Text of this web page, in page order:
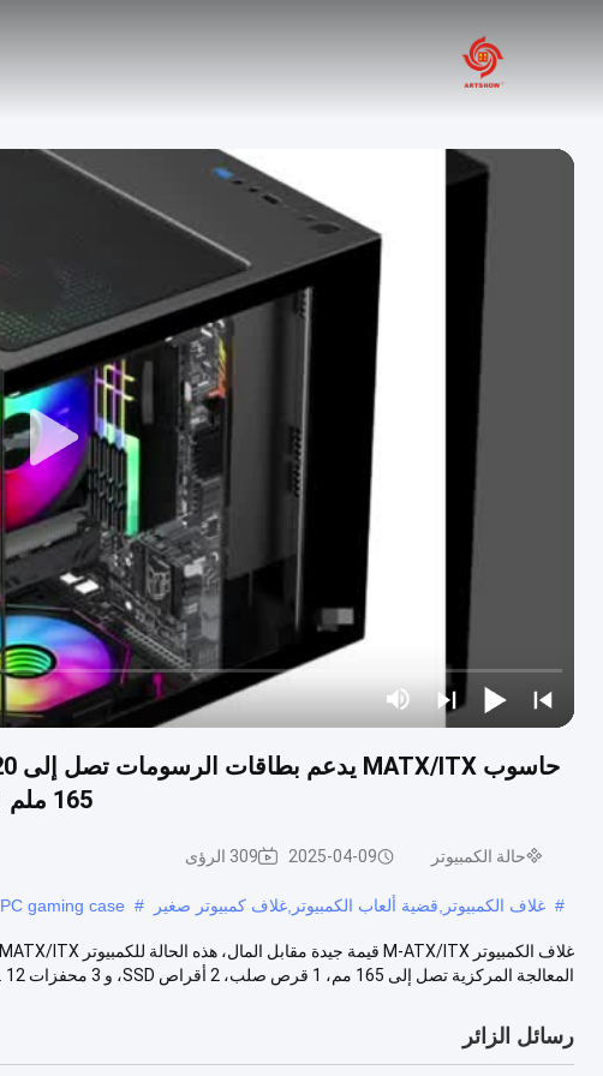
165 ملم 1 HDD 2 SSDs 3 X 12CM مروحة مقابل المال
حالة الكمبيوتر 2025-04-09 309 الرؤى
# غلاف الكمبيوتر,قضية ألعاب الكمبيوتر,غلاف كمبيوتر صغير #
PC gaming case
المعالجة المركزية تصل إلى 165 مم، 1 قرص صلب، 2 أقراص SSD، و 3 محفزات 12 ...
رسائل الزائر